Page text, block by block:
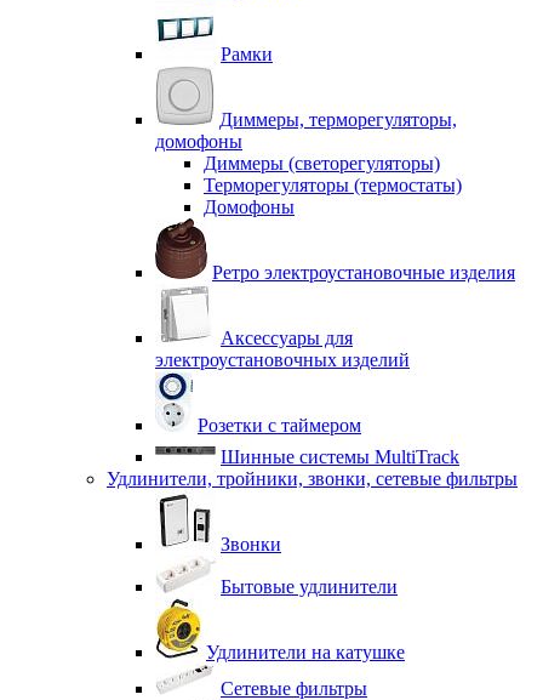
Рамки
Диммеры, терморегуляторы,
домофоны
Диммеры (светорегуляторы)
Терморегуляторы (термостаты)
Домофоны
Ретро электроустановочные изделия
Аксессуары для
электроустановочных изделий
Розетки с таймером
Шинные системы MultiTrack
Удлинители, тройники, звонки, сетевые фильтры
Звонки
Бытовые удлинители
Удлинители на катушке
Сетевые фильтры